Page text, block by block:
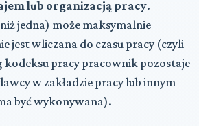
lub organizacją pracy.
jedna) może maksymalnie
jest wliczana do czasu pracy (czyli
kodeksu pracy pracownik pozostaje
w zakładzie pracy lub innym
być wykonywana).